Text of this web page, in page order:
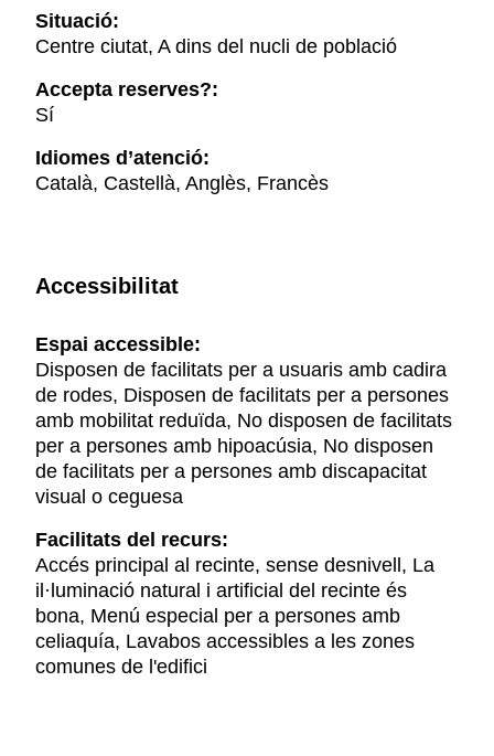
Situació:
Centre ciutat, A dins del nucli de població
Accepta reserves?:
Sí
Idiomes d’atenció:
Català, Castellà, Anglès, Francès
Accessibilitat
Espai accessible:
Disposen de facilitats per a usuaris amb cadira
de rodes, Disposen de facilitats per a persones
amb mobilitat reduïda, No disposen de facilitats
per a persones amb hipoacúsia, No disposen
de facilitats per a persones amb discapacitat
visual o ceguesa
Facilitats del recurs:
Accés principal al recinte, sense desnivell, La
il·luminació natural i artificial del recinte és
bona, Menú especial per a persones amb
celiaquía, Lavabos accessibles a les zones
comunes de l'edifici